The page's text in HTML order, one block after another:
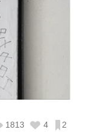
1813 4 2